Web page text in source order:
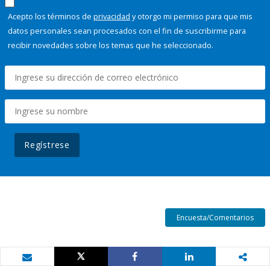
Acepto los términos de privacidad y otorgo mi permiso para que mis
datos personales sean procesados con el fin de suscribirme para
recibir novedades sobre los temas que he seleccionado.
Regístrese
Encuesta/Comentarios